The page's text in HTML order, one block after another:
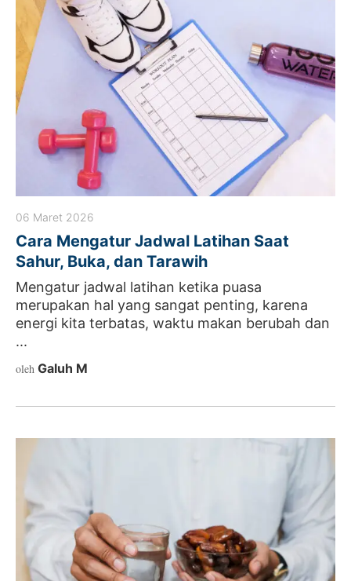
06 Maret 2026
Cara Mengatur Jadwal Latihan Saat
Sahur, Buka, dan Tarawih
Mengatur jadwal latihan ketika puasa
merupakan hal yang sangat penting, karena
energi kita terbatas, waktu makan berubah dan
...
oleh Galuh M